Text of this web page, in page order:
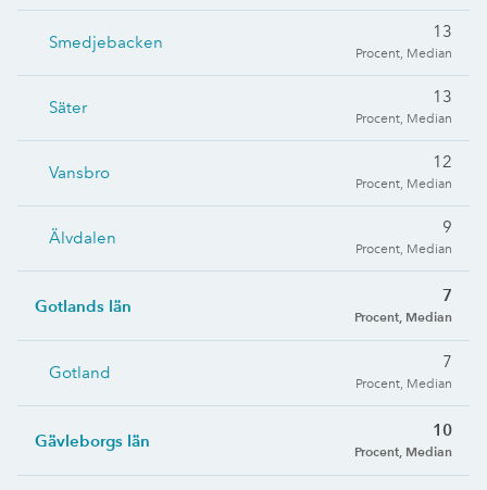
Smedjebacken
13
Procent, Median
Säter
13
Procent, Median
Vansbro
12
Procent, Median
Älvdalen
9
Procent, Median
Gotlands län
7
Procent, Median
Gotland
7
Procent, Median
Gävleborgs län
10
Procent, Median